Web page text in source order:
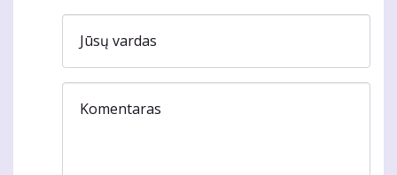
Jūsų vardas
Komentaras